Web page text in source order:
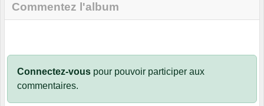
Commentez l'album
Connectez-vous pour pouvoir participer aux
commentaires.